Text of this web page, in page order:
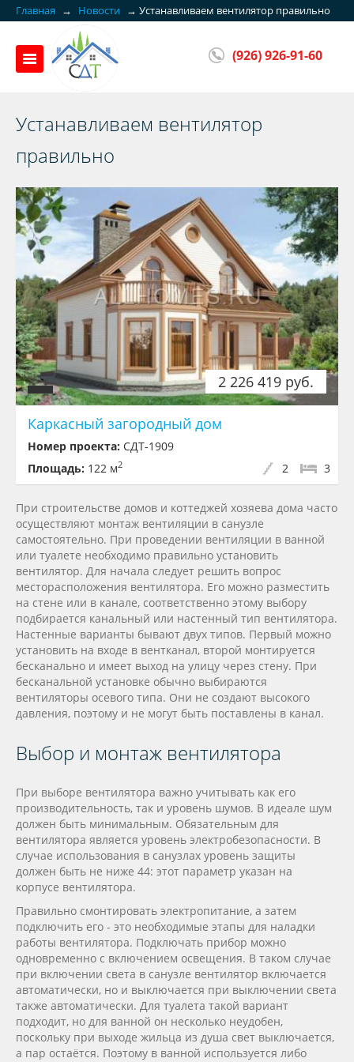
Главная → Новости → Устанавливаем вентилятор правильно
(926) 926-91-60
Устанавливаем вентилятор
правильно
2 226 419 руб.
Каркасный загородный дом
Номер проекта: СДТ-1909
Площадь: 122 м2 3
2
При строительстве домов и коттеджей хозяева дома часто
осуществляют монтаж вентиляции в санузле
самостоятельно. При проведении вентиляции в ванной
или туалете необходимо правильно установить
вентилятор. Для начала следует решить вопрос
месторасположения вентилятора. Его можно разместить
на стене или в канале, соответственно этому выбору
подбирается канальный или настенный тип вентилятора.
Настенные варианты бывают двух типов. Первый можно
установить на входе в вентканал, второй монтируется
бесканально и имеет выход на улицу через стену. При
бесканальной установке обычно выбираются
вентиляторы осевого типа. Они не создают высокого
давления, поэтому и не могут быть поставлены в канал.
Выбор и монтаж вентилятора
При выборе вентилятора важно учитывать как его
производительность, так и уровень шумов. В идеале шум
должен быть минимальным. Обязательным для
вентилятора является уровень электробезопасности. В
случае использования в санузлах уровень защиты
должен быть не ниже 44: этот параметр указан на
корпусе вентилятора.
Правильно смонтировать электропитание, а затем
подключить его - это необходимые этапы для наладки
работы вентилятора. Подключать прибор можно
одновременно с включением освещения. В таком случае
при включении света в санузле вентилятор включается
автоматически, но и выключается при выключении света
также автоматически. Для туалета такой вариант
подходит, но для ванной он несколько неудобен,
поскольку при выходе жильца из душа свет выключается,
а пар остаётся. Поэтому в ванной используется либо